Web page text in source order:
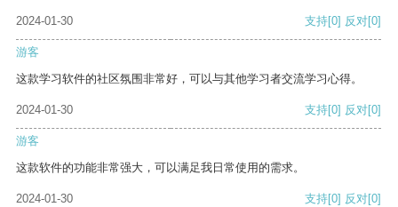
2024-01-30 支持[0] 反对[0]
游客
这款学习软件的社区氛围非常好，可以与其他学习者交流学习心得。
2024-01-30 支持[0] 反对[0]
游客
这款软件的功能非常强大，可以满足我日常使用的需求。
2024-01-30 支持[0] 反对[0]